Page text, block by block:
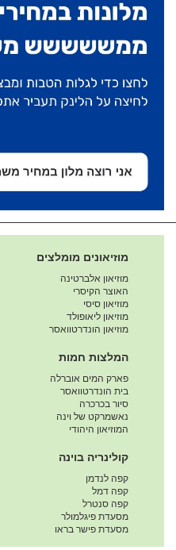
מוזיאונים מומלצים
מוזיאון אלברטינה
האוצר הקיסרי
מוזיאון סיסי
מוזיאון ליאופולד
מוזיאון הונדרטוואסר
המלצות חמות
פארק המים אוברלה
בית הונדרטוואסר
סיור בכרכרה
נאשמרקט של וינה
המוזיאון היהודי
קולינריה בוינה
קפה לנדמן
קפה דמל
קפה סנטרל
מסעדת פיגלמולר
מסעדת פישר בראו